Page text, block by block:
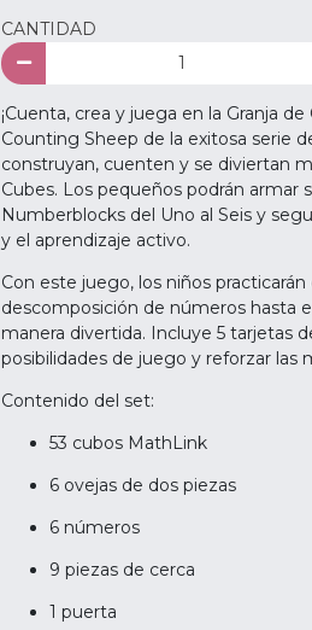
CANTIDAD
¡Cuenta, crea y juega en la Granja
Counting Sheep de la exitosa serie
construyan, cuenten y se diviertan
Cubes. Los pequeños podrán armar
Numberblocks del Uno al Seis y
y el aprendizaje activo.
Con este juego, los niños
descomposición de números hasta
manera divertida. Incluye 5 tarjetas
posibilidades de juego y reforzar las
Contenido del set:
53 cubos MathLink
6 ovejas de dos piezas
6 números
9 piezas de cerca
1 puerta